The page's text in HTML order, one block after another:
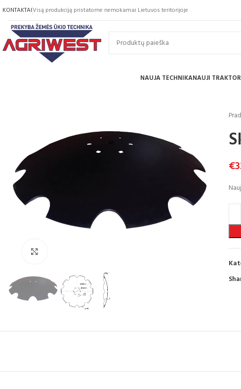
KONTAKTAIVisą produkciją pristatome nemokamai Lietuvos teritorijoje
NAUJA TECHNIKANAUJI
€